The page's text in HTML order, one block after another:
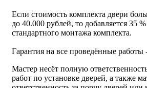
Если стоимость комплекта двери
до 40.000 рублей, то добавляется 35
стандартного монтажа комплекта.
Гарантия на все проведённые работы
Мастер несёт полную
работ по установке дверей, а также